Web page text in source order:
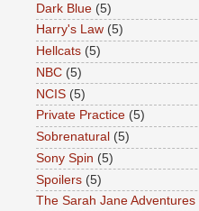
Dark Blue (5)
Harry's Law (5)
Hellcats (5)
NBC (5)
NCIS (5)
Private Practice (5)
Sobrenatural (5)
Sony Spin (5)
Spoilers (5)
The Sarah Jane Adventures